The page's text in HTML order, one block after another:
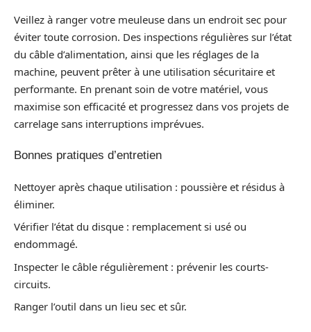
Veillez à ranger votre meuleuse dans un endroit sec pour
éviter toute corrosion. Des inspections régulières sur l’état
du câble d’alimentation, ainsi que les réglages de la
machine, peuvent prêter à une utilisation sécuritaire et
performante. En prenant soin de votre matériel, vous
maximise son efficacité et progressez dans vos projets de
carrelage sans interruptions imprévues.
Bonnes pratiques d’entretien
Nettoyer après chaque utilisation : poussière et résidus à
éliminer.
Vérifier l’état du disque : remplacement si usé ou
endommagé.
Inspecter le câble régulièrement : prévenir les courts-
circuits.
Ranger l’outil dans un lieu sec et sûr.